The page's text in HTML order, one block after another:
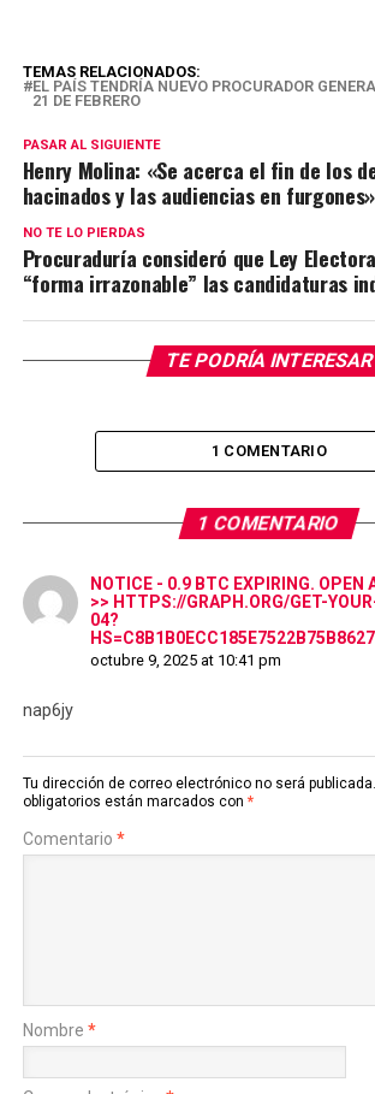
TEMAS RELACIONADOS:
EL PAÍS TENDRÍA NUEVO PROCURADOR
21 DE FEBRERO
PASAR AL SIGUIENTE
Henry Molina: «Se acerca el fin de los
hacinados y las audiencias en furgones»
NO TE LO PIERDAS
Procuraduría consideró que Ley
“forma irrazonable” las candidaturas
TE PODRÍA INTERESAR
1 COMENTARIO
1 COMENTARIO
NOTICE - 0.9 BTC EXPIRING. OPEN
>> HTTPS://GRAPH.ORG/GET-
04?
octubre 9, 2025 at 10:41 pm
nap6jy
Tu dirección de correo electrónico no será publicada.
obligatorios están marcados con *
Comentario *
Nombre *